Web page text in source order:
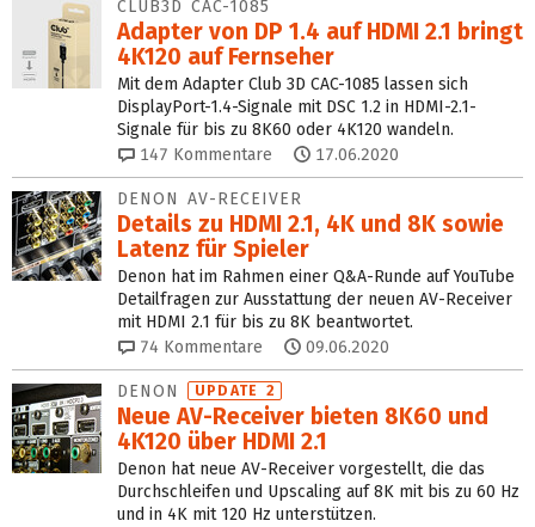
CLUB3D CAC-1085
Adapter von DP 1.4 auf HDMI 2.1 bringt
4K120 auf Fernseher
Mit dem Adapter Club 3D CAC-1085 lassen sich
DisplayPort-1.4-Signale mit DSC 1.2 in HDMI-2.1-
Signale für bis zu 8K60 oder 4K120 wandeln.
147 Kommentare 17.06.2020
DENON AV-RECEIVER
Details zu HDMI 2.1, 4K und 8K sowie
Latenz für Spieler
Denon hat im Rahmen einer Q&A-Runde auf YouTube
Detailfragen zur Ausstattung der neuen AV-Receiver
mit HDMI 2.1 für bis zu 8K beantwortet.
74 Kommentare 09.06.2020
DENON UPDATE 2
Neue AV-Receiver bieten 8K60 und
4K120 über HDMI 2.1
Denon hat neue AV-Receiver vorgestellt, die das
Durchschleifen und Upscaling auf 8K mit bis zu 60 Hz
und in 4K mit 120 Hz unterstützen.